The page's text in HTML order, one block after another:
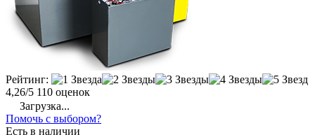
Рейтинг:
4,26/5 110 оценок
Загрузка...
Помочь с выбором?
Есть в наличии